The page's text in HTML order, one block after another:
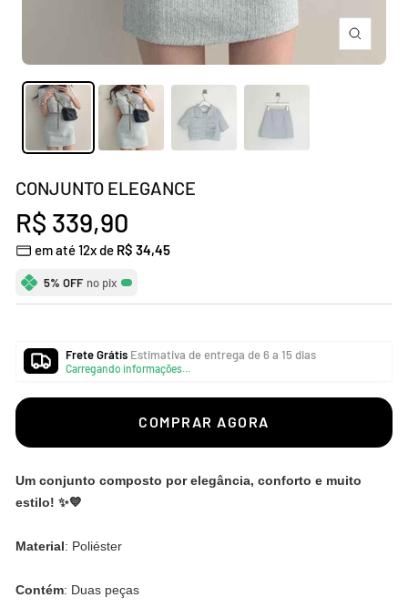
Zoom
CONJUNTO ELEGANCE
Preço
promocional
R$ 339,90
em até 12x de R$ 34,45
5% OFF no pix
Frete Grátis Estimativa de entrega de 6 a 15 dias
Carregando informações...
COMPRAR AGORA
Um conjunto composto por elegância, conforto e muito
estilo! ✨💙
Material: Poliéster
Contém: Duas peças